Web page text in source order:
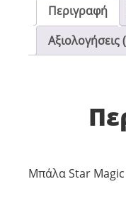
Περιγραφή
Αξιολογήσεις
Μπάλα Star